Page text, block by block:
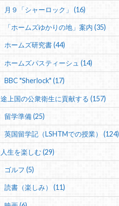
月９「シャーロック」 (16)
「ホームズゆかりの地」案内 (35)
ホームズ研究書 (44)
ホームズパスティーシュ (14)
BBC "Sherlock" (17)
途上国の公衆衛生に貢献する (157)
留学準備 (25)
英国留学記（LSHTMでの授業） (124)
人生を楽しむ (29)
ゴルフ (5)
読書（楽しみ） (11)